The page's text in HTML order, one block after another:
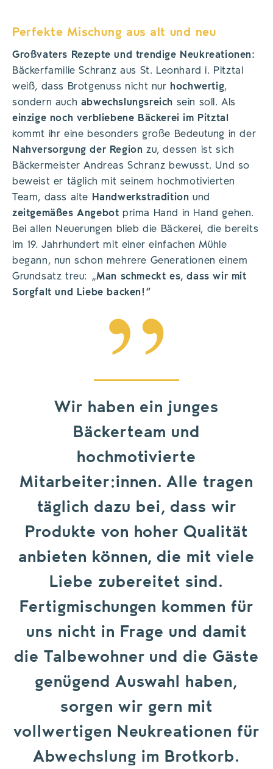
Perfekte Mischung aus alt und neu
Großvaters Rezepte und trendige Neukreationen:
Bäckerfamilie Schranz aus St. Leonhard i. Pitztal
weiß, dass Brotgenuss nicht nur hochwertig,
sondern auch abwechslungsreich sein soll. Als
einzige noch verbliebene Bäckerei im Pitztal
kommt ihr eine besonders große Bedeutung in der
Nahversorgung der Region zu, dessen ist sich
Bäckermeister Andreas Schranz bewusst. Und so
beweist er täglich mit seinem hochmotivierten
Team, dass alte Handwerkstradition und
zeitgemäßes Angebot prima Hand in Hand gehen.
Bei allen Neuerungen blieb die Bäckerei, die bereits
im 19. Jahrhundert mit einer einfachen Mühle
begann, nun schon mehrere Generationen einem
Grundsatz treu: „Man schmeckt es, dass wir mit
Sorgfalt und Liebe backen!“
Wir haben ein junges
Bäckerteam und
hochmotivierte
Mitarbeiter:innen. Alle tragen
täglich dazu bei, dass wir
Produkte von hoher Qualität
anbieten können, die mit viele
Liebe zubereitet sind.
Fertigmischungen kommen für
uns nicht in Frage und damit
die Talbewohner und die Gäste
genügend Auswahl haben,
sorgen wir gern mit
vollwertigen Neukreationen für
Abwechslung im Brotkorb.